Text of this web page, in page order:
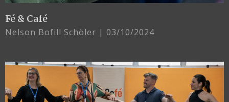
Fé & Café
Nelson Bofill Schöler 03/10/2024